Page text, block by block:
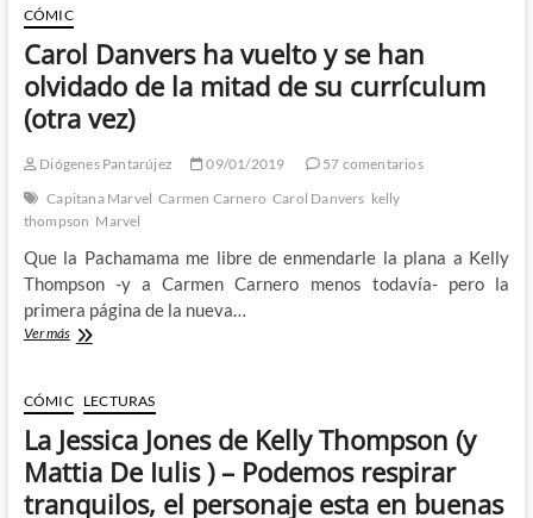
Un
par
de
reflexiones
sobre
la
Uncanny
Men
CÓMIC
Carol Danvers ha vuelto y se han
olvidado de la mitad de su currículum
(otra vez)
Diógenes Pantarújez 09/01/2019
57 comentarios
Capitana Marvel Carmen Carnero Carol Danvers kelly
thompson Marvel
Que la Pachamama me libre de enmendarle la plana a Kelly
Thompson -y a Carmen Carnero menos todavía- pero la
primera página de la nueva…
Ver másCarol
vuelto
y
se
han
olvidado
de
CÓMIC LECTURAS
La Jessica Jones de Kelly Thompson (y
Mattia De Iulis ) – Podemos respirar
tranquilos, el personaje esta en buenas